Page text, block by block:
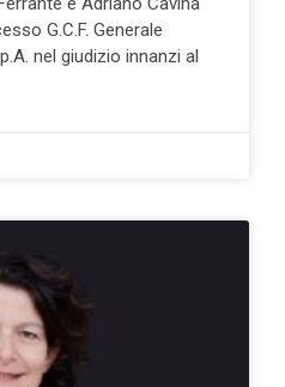
G.C.F. Generale
nel giudizio innanzi al